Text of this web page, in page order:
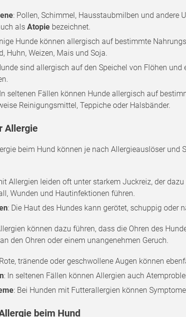
: Pollen, Schimmel, Hausstaubmilben und andere
alsAtopie bezeichnet.
Hunde können allergisch auf bestimmte
Huhn, Weizen, Mais und Soja.
sind allergisch auf den Speichel von Flöhen und
seltenen Fällen können Hunde allergisch auf
Reinigungsmittel, Teppiche oder Halsbänder.
Allergie
beim Hund können je nach Allergieauslöser und
Allergien leiden oft unter starkem Juckreiz, der
Wunden und Hautinfektionen führen.
: Die Haut des Hundes kann gerötet, schuppig
können dazu führen, dass die Ohren des
den Ohren oder einem unangenehmen Geruch.
tränende oder geschwollene Augen können
: In seltenen Fällen können Allergien auch
: Bei Hunden mit Futterallergien können
beim Hund